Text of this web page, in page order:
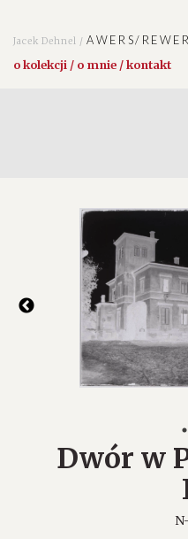
Jacek Dehnel /AWERS/
o kolekcji / o mnie / kontakt
Dwór w